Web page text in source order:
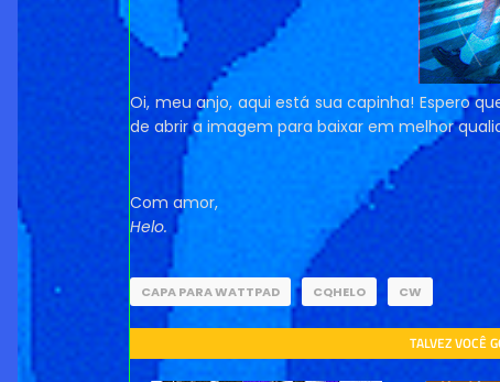
Oi, meu anjo, aqui está sua capinha! Espero
de abrir a imagem para baixar em melhor
Com amor,
Helo.
CAPA PARA WATTPAD CQHELO CW
TALVEZ VOCÊ